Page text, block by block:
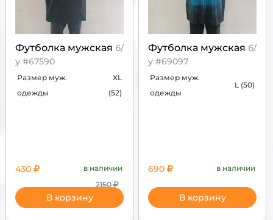
Футболка мужская б/
у #67590
Размер муж.
одежды
XL
(52)
430
в наличии
2150
В корзину
Футболка мужская б/
у #69097
Размер муж.
одежды
L (50)
690 в наличии
В корзину